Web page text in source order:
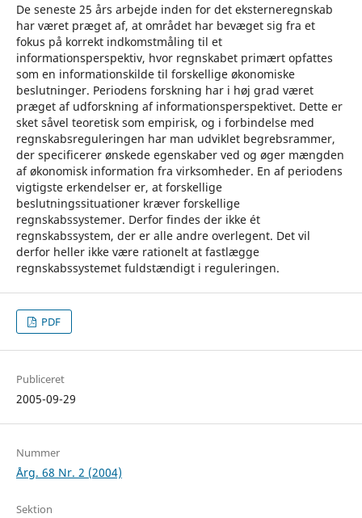
De seneste 25 års arbejde inden for det eksterneregnskab
har været præget af, at området har bevæget sig fra et
fokus på korrekt indkomstmåling til et
informationsperspektiv, hvor regnskabet primært opfattes
som en informationskilde til forskellige økonomiske
beslutninger. Periodens forskning har i høj grad været
præget af udforskning af informationsperspektivet. Dette er
sket såvel teoretisk som empirisk, og i forbindelse med
regnskabsreguleringen har man udviklet begrebsrammer,
der specificerer ønskede egenskaber ved og øger mængden
af økonomisk information fra virksomheder. En af periodens
vigtigste erkendelser er, at forskellige
beslutningssituationer kræver forskellige
regnskabssystemer. Derfor findes der ikke ét
regnskabssystem, der er alle andre overlegent. Det vil
derfor heller ikke være rationelt at fastlægge
regnskabssystemet fuldstændigt i reguleringen.
PDF
Publiceret
2005-09-29
Nummer
Årg. 68 Nr. 2 (2004)
Sektion